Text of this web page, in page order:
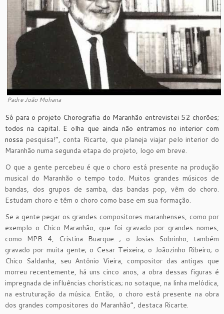
Padre João Mohana
Só para o projeto Chorografia do Maranhão entrevistei 52 chorões;
todos na capital. E olha que ainda não entramos no interior com
nossa pesquisa!”, conta Ricarte, que planeja viajar pelo interior do
Maranhão numa segunda etapa do projeto, logo em breve.
O que a gente percebeu é que o choro está presente na produção
musical do Maranhão o tempo todo. Muitos grandes músicos de
bandas, dos grupos de samba, das bandas pop, vêm do choro.
Estudam choro e têm o choro como base em sua formação.
Se a gente pegar os grandes compositores maranhenses, como por
exemplo o Chico Maranhão, que foi gravado por grandes nomes,
como MPB 4, Cristina Buarque…; o Josias Sobrinho, também
gravado por muita gente; o Cesar Teixeira; o Joãozinho Ribeiro; o
Chico Saldanha, seu Antônio Vieira, compositor das antigas que
morreu recentemente, há uns cinco anos, a obra dessas figuras é
impregnada de influências chorísticas; no sotaque, na linha melódica,
na estruturação da música. Então, o choro está presente na obra
dos grandes compositores do Maranhão”, destaca Ricarte.